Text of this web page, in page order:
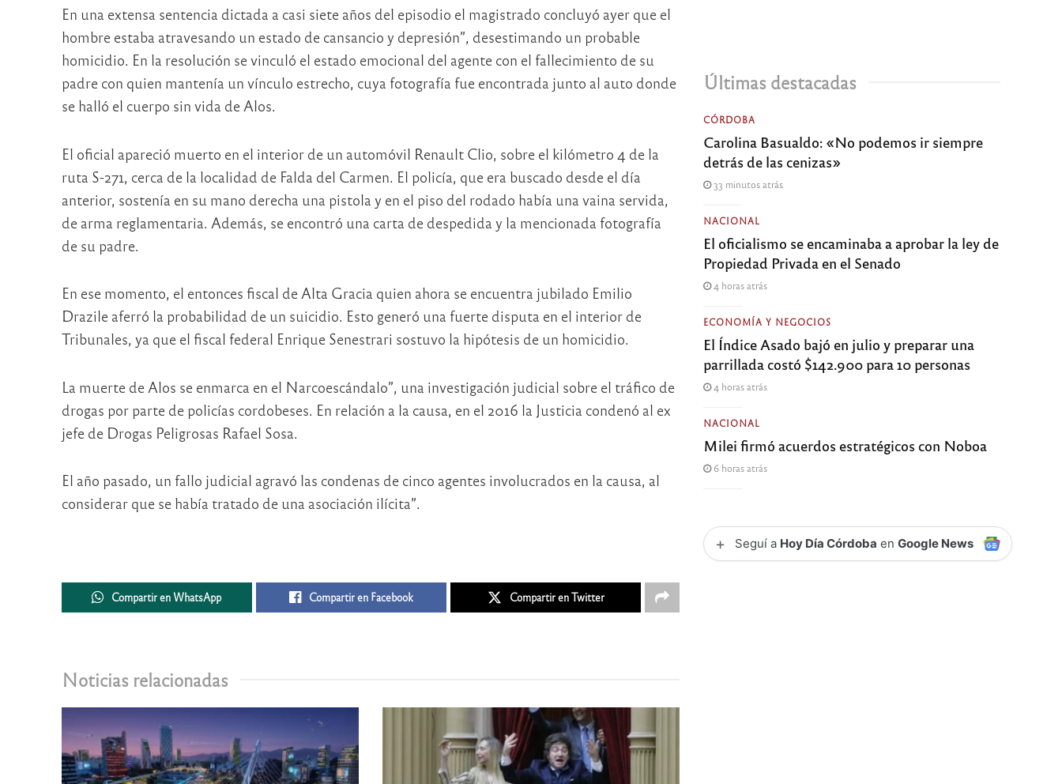
En una extensa sentencia dictada a casi siete años del episodio el magistrado concluyó ayer que el
hombre estaba atravesando un estado de cansancio y depresión”, desestimando un probable
homicidio. En la resolución se vinculó el estado emocional del agente con el fallecimiento de su
padre con quien mantenía un vínculo estrecho, cuya fotografía fue encontrada junto al auto donde
se halló el cuerpo sin vida de Alos.
El oficial apareció muerto en el interior de un automóvil Renault Clio, sobre el kilómetro 4 de la
ruta S-271, cerca de la localidad de Falda del Carmen. El policía, que era buscado desde el día
anterior, sostenía en su mano derecha una pistola y en el piso del rodado había una vaina servida,
de arma reglamentaria. Además, se encontró una carta de despedida y la mencionada fotografía
de su padre.
En ese momento, el entonces fiscal de Alta Gracia quien ahora se encuentra jubilado Emilio
Drazile aferró la probabilidad de un suicidio. Esto generó una fuerte disputa en el interior de
Tribunales, ya que el fiscal federal Enrique Senestrari sostuvo la hipótesis de un homicidio.
La muerte de Alos se enmarca en el Narcoescándalo”, una investigación judicial sobre el tráfico de
drogas por parte de policías cordobeses. En relación a la causa, en el 2016 la Justicia condenó al ex
jefe de Drogas Peligrosas Rafael Sosa.
El año pasado, un fallo judicial agravó las condenas de cinco agentes involucrados en la causa, al
considerar que se había tratado de una asociación ilícita”.
Compartir en WhatsApp Compartir en Facebook Compartir en Twitter
Noticias relacionadas
Últimas destacadas
CÓRDOBA
Carolina Basualdo: «No podemos ir siempre
detrás de las cenizas»
33 minutos atrás
NACIONAL
El oficialismo se encaminaba a aprobar la ley de
Propiedad Privada en el Senado
4 horas atrás
ECONOMÍA Y NEGOCIOS
El Índice Asado bajó en julio y preparar una
parrillada costó $142.900 para 10 personas
4 horas atrás
NACIONAL
Milei firmó acuerdos estratégicos con Noboa
6 horas atrás
+ Seguí a Hoy Día Córdoba enGoogle News